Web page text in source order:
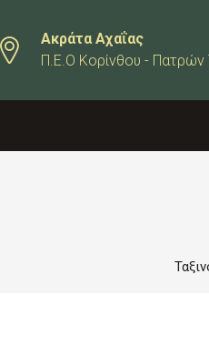
Ακράτα Αχαΐας
Π.Ε.Ο Κορίνθου - Πατρών